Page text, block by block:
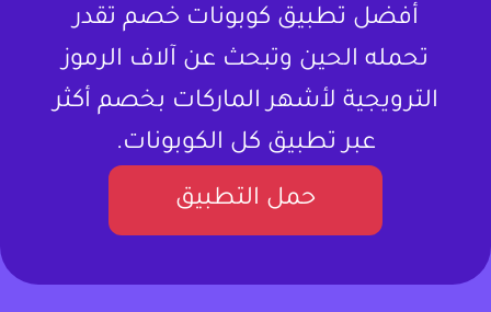
أفضل تطبيق كوبونات خصم تقدر
تحمله الحين وتبحث عن آلاف الرموز
الترويجية لأشهر الماركات بخصم أكثر
عبر تطبيق كل الكوبونات.
حمل التطبيق